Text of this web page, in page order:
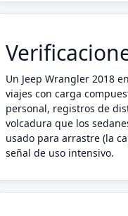
Un Jeep Wrangler 2018
viajes con carga
personal, registros de
volcadura que los
usado para arrastre (la
señal de uso intensivo.